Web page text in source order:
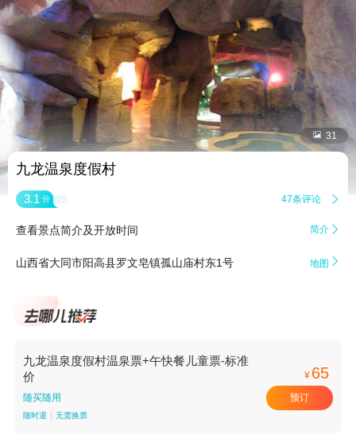
 31
九龙温泉度假村
3.1 分 47条评论 
查看景点简介及开放时间 简介 
山西省大同市阳高县罗文皂镇孤山庙村东1号 地图 
九龙温泉度假村温泉票+午快餐儿童票-标准
价
随买随用
随时退 无需换票
¥ 65
预订
